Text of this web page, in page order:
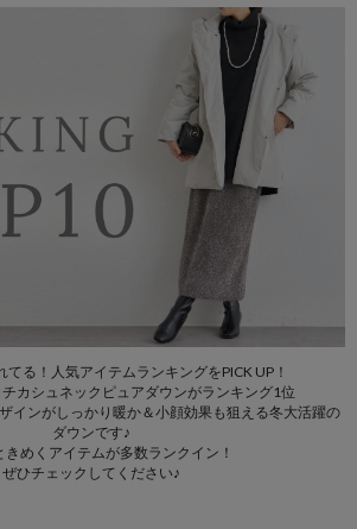
てる！人気アイテムランキングをPICK UP！
カシュネックピュアダウンがランキング1位
インがしっかり暖か＆小顔効果も狙える冬大活躍の
ダウンです♪
きめくアイテムが多数ランクイン！
ぜひチェックしてください♪